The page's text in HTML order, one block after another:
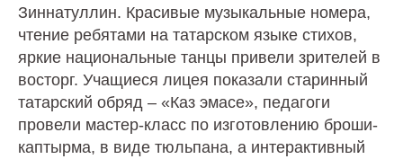
Зиннатуллин. Красивые музыкальные номера,
чтение ребятами на татарском языке стихов,
яркие национальные танцы привели зрителей в
восторг. Учащиеся лицея показали старинный
татарский обряд – «Каз эмасе», педагоги
провели мастер-класс по изготовлению броши-
каптырма, в виде тюльпана, а интерактивный